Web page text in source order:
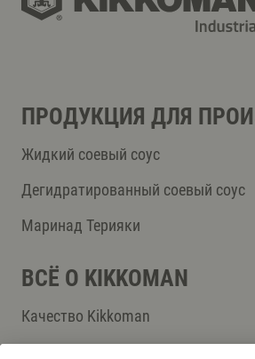
ПРОДУКЦИЯ ДЛЯ
Жидкий соевый соус
Дегидратированный соевый соус
Маринад Терияки
ВСЁ О KIKKOMAN
Качество Kikkoman